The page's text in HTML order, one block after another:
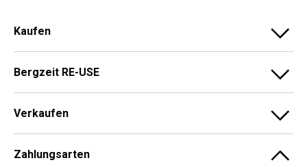
Kaufen
Bergzeit RE-USE
Verkaufen
Zahlungsarten